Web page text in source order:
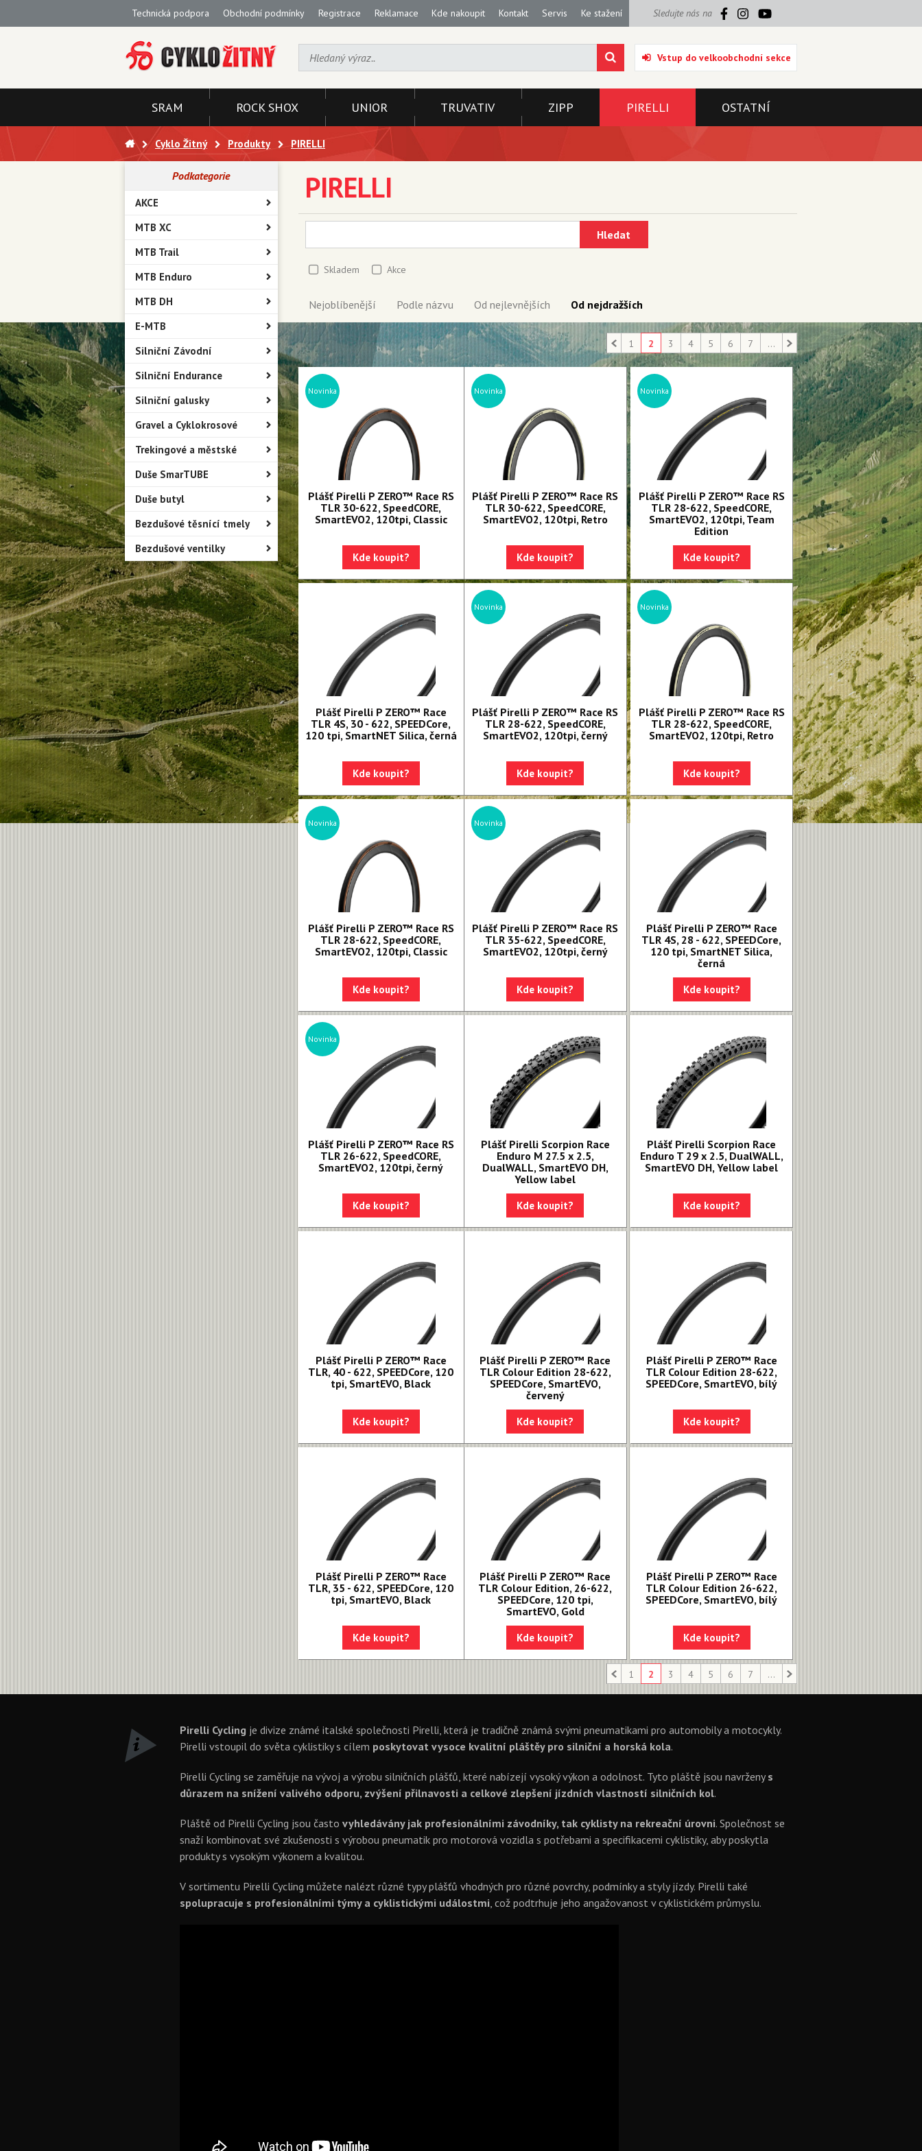
Technická podpora Obchodní podmínky Registrace Reklamace Kde nakoupit Kontakt Servis Ke stažení Sledujte nás na
Vstup do velkoobchodní sekce
SRAM ROCK SHOX UNIOR TRUVATIV ZIPP PIRELLI OSTATNÍ
Cyklo Žitný Produkty PIRELLI
Podkategorie
AKCE
MTB XC
MTB Trail
MTB Enduro
MTB DH
E-MTB
Silniční Závodní
Silniční Endurance
Silniční galusky
Gravel a Cyklokrosové
Trekingové a městské
Duše SmarTUBE
Duše butyl
Bezdušové těsnící tmely
Bezdušové ventilky
PIRELLI
Hledat
Skladem Akce
Nejoblíbenější Podle názvu Od nejlevnějších Od nejdražších
1 2 3 4 5 6 7 ...
Novinka
Plášť Pirelli P ZERO™ Race RS
TLR 30-622, SpeedCORE,
SmartEVO2, 120tpi, Classic
Kde koupit?
Novinka
Plášť Pirelli P ZERO™ Race RS
TLR 30-622, SpeedCORE,
SmartEVO2, 120tpi, Retro
Kde koupit?
Novinka
Plášť Pirelli P ZERO™ Race RS
TLR 28-622, SpeedCORE,
SmartEVO2, 120tpi, Team
Edition
Kde koupit?
Plášť Pirelli P ZERO™ Race
TLR 4S, 30 - 622, SPEEDCore,
120 tpi, SmartNET Silica, černá
Kde koupit?
Novinka
Plášť Pirelli P ZERO™ Race RS
TLR 28-622, SpeedCORE,
SmartEVO2, 120tpi, černý
Kde koupit?
Novinka
Plášť Pirelli P ZERO™ Race RS
TLR 28-622, SpeedCORE,
SmartEVO2, 120tpi, Retro
Kde koupit?
Novinka
Plášť Pirelli P ZERO™ Race RS
TLR 28-622, SpeedCORE,
SmartEVO2, 120tpi, Classic
Kde koupit?
Novinka
Plášť Pirelli P ZERO™ Race RS
TLR 35-622, SpeedCORE,
SmartEVO2, 120tpi, černý
Kde koupit?
Plášť Pirelli P ZERO™ Race
TLR 4S, 28 - 622, SPEEDCore,
120 tpi, SmartNET Silica,
černá
Kde koupit?
Novinka
Plášť Pirelli P ZERO™ Race RS
TLR 26-622, SpeedCORE,
SmartEVO2, 120tpi, černý
Kde koupit?
Plášť Pirelli Scorpion Race
Enduro M 27.5 x 2.5,
DualWALL, SmartEVO DH,
Yellow label
Kde koupit?
Plášť Pirelli Scorpion Race
Enduro T 29 x 2.5, DualWALL,
SmartEVO DH, Yellow label
Kde koupit?
Plášť Pirelli P ZERO™ Race
TLR, 40 - 622, SPEEDCore, 120
tpi, SmartEVO, Black
Kde koupit?
Plášť Pirelli P ZERO™ Race
TLR Colour Edition 28-622,
SPEEDCore, SmartEVO,
červený
Kde koupit?
Plášť Pirelli P ZERO™ Race
TLR Colour Edition 28-622,
SPEEDCore, SmartEVO, bílý
Kde koupit?
Plášť Pirelli P ZERO™ Race
TLR, 35 - 622, SPEEDCore, 120
tpi, SmartEVO, Black
Kde koupit?
Plášť Pirelli P ZERO™ Race
TLR Colour Edition, 26-622,
SPEEDCore, 120 tpi,
SmartEVO, Gold
Kde koupit?
Plášť Pirelli P ZERO™ Race
TLR Colour Edition 26-622,
SPEEDCore, SmartEVO, bílý
Kde koupit?
1 2 3 4 5 6 7 ...
Pirelli Cycling je divize známé italské společnosti Pirelli, která je tradičně známá svými pneumatikami pro automobily a motocykly.
Pirelli vstoupil do světa cyklistiky s cílem poskytovat vysoce kvalitní pláštěy pro silniční a horská kola.
Pirelli Cycling se zaměřuje na vývoj a výrobu silničních plášťů, které nabízejí vysoký výkon a odolnost. Tyto pláště jsou navrženy s
důrazem na snížení valivého odporu, zvýšení přilnavosti a celkové zlepšení jízdních vlastností silničních kol.
Pláště od Pirelli Cycling jsou často vyhledávány jak profesionálními závodníky, tak cyklisty na rekreační úrovni. Společnost se
snaží kombinovat své zkušenosti s výrobou pneumatik pro motorová vozidla s potřebami a specifikacemi cyklistiky, aby poskytla
produkty s vysokým výkonem a kvalitou.
V sortimentu Pirelli Cycling můžete nalézt různé typy plášťů vhodných pro různé povrchy, podmínky a styly jízdy. Pirelli také
spolupracuje s profesionálními týmy a cyklistickými událostmi , což podtrhuje jeho angažovanost v cyklistickém průmyslu.